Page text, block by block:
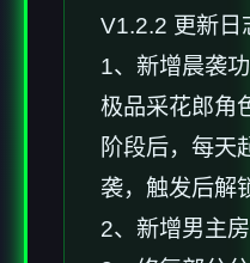
V1.2.2 更新日
1、新增晨袭
极品采花郎角
阶段后，每天
袭，触发后解
2、新增男主